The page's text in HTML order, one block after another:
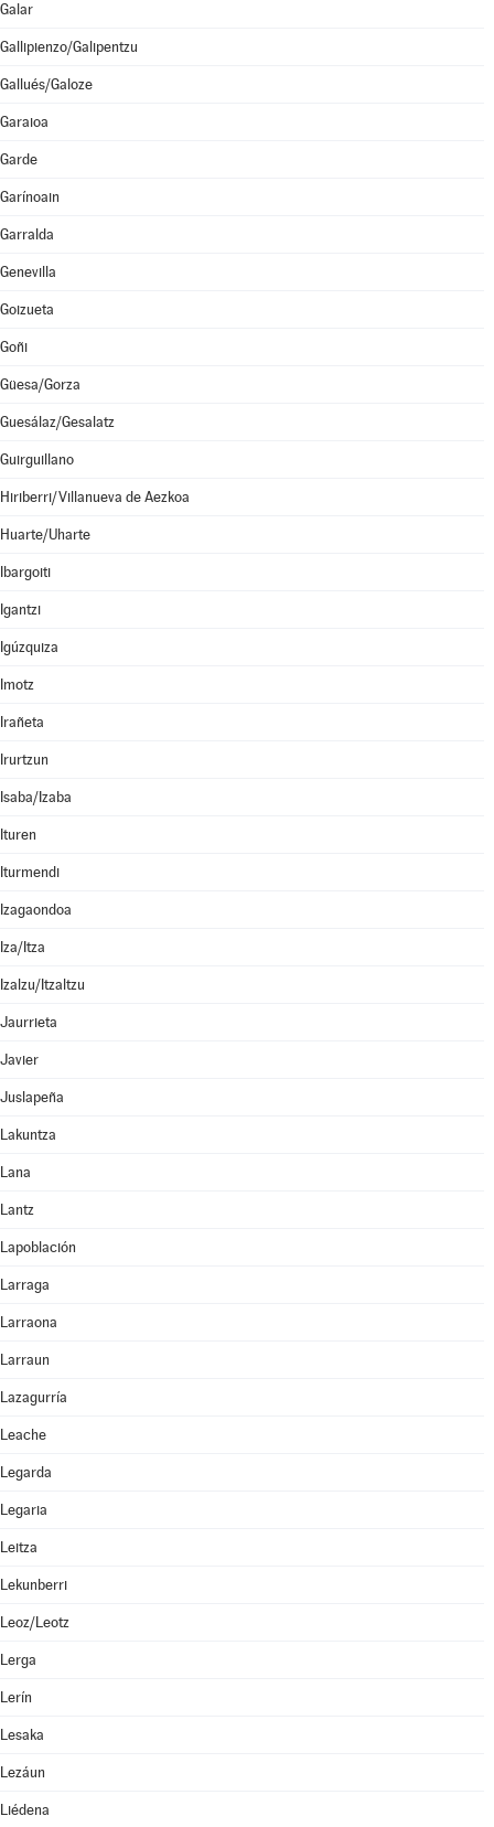
Galar
Gallipienzo/Galipentzu
Gallués/Galoze
Garaioa
Garde
Garínoain
Garralda
Genevilla
Goizueta
Goñi
Güesa/Gorza
Guesálaz/Gesalatz
Guirguillano
Hiriberri/Villanueva de Aezkoa
Huarte/Uharte
Ibargoiti
Igantzi
Igúzquiza
Imotz
Irañeta
Irurtzun
Isaba/Izaba
Ituren
Iturmendi
Izagaondoa
Iza/Itza
Izalzu/Itzaltzu
Jaurrieta
Javier
Juslapeña
Lakuntza
Lana
Lantz
Lapoblación
Larraga
Larraona
Larraun
Lazagurría
Leache
Legarda
Legaria
Leitza
Lekunberri
Leoz/Leotz
Lerga
Lerín
Lesaka
Lezáun
Liédena